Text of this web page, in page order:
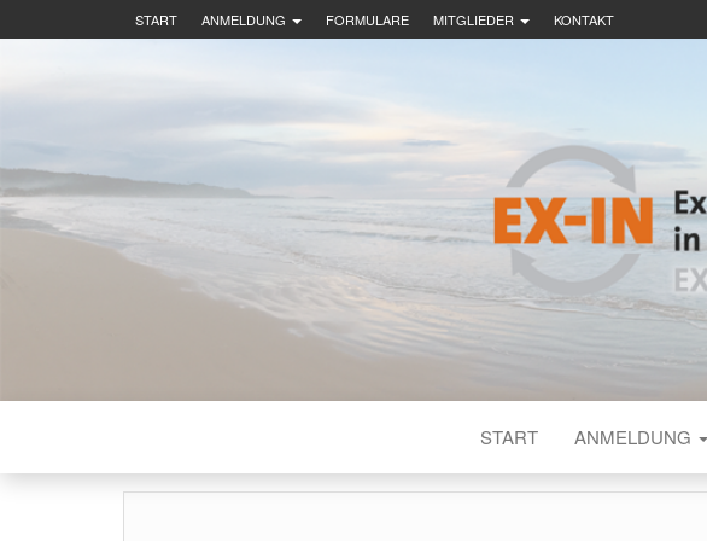
START ANMELDUNG FORMULARE MITGLIEDER KONTAKT
EX-IN
START ANMELDUNG